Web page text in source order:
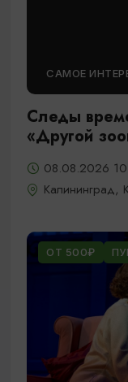
САМОЕ
Следы
«Другой
08.08.2026
Калининград,
ОТ 500₽